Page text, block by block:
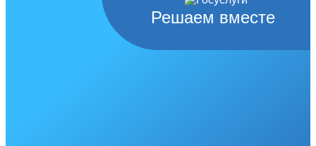
Решаем вместе